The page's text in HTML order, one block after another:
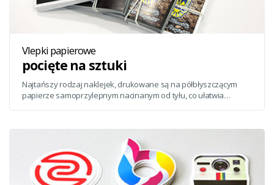
Vlepki papierowe
pocięte na sztuki
Najtańszy rodzaj naklejek, drukowane są na półbłyszczącym
papierze samoprzylepnym nacinanym od tyłu, co ułatwia